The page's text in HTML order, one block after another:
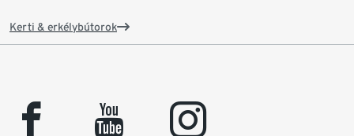
Kerti & erkélybútorok
facebook youtube instagram